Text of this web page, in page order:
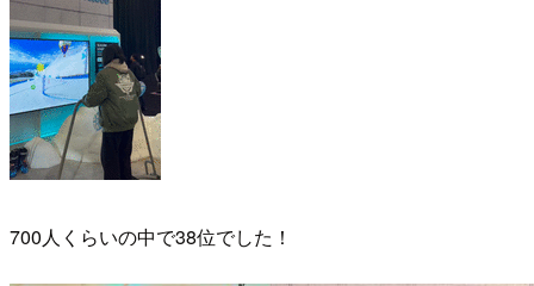
700人くらいの中で38位でした！